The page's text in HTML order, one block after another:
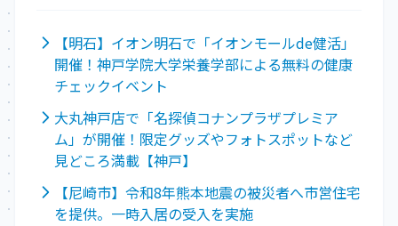
【明石】イオン明石で「イオンモールde健活」
開催！神戸学院大学栄養学部による無料の健康
チェックイベント
大丸神戸店で「名探偵コナンプラザプレミア
ム」が開催！限定グッズやフォトスポットなど
見どころ満載【神戸】
【尼崎市】令和8年熊本地震の被災者へ市営住宅
を提供。一時入居の受入を実施